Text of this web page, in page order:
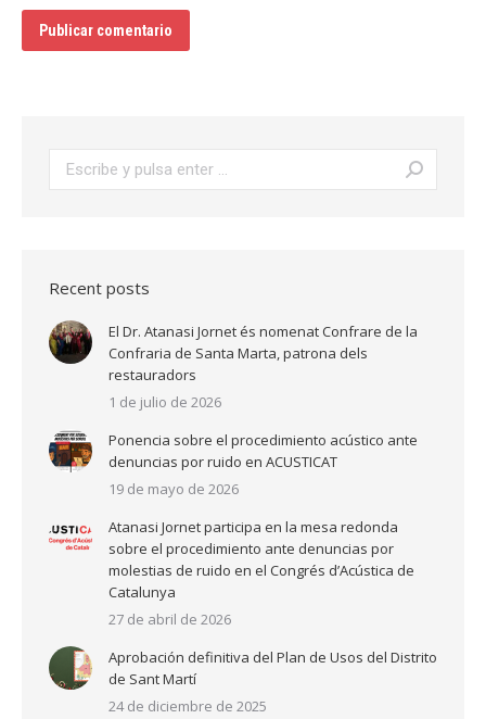
Publicar comentario
Buscar:
Recent posts
El Dr. Atanasi Jornet és nomenat Confrare de la
Confraria de Santa Marta, patrona dels
restauradors
1 de julio de 2026
Ponencia sobre el procedimiento acústico ante
denuncias por ruido en ACUSTICAT
19 de mayo de 2026
Atanasi Jornet participa en la mesa redonda
sobre el procedimiento ante denuncias por
molestias de ruido en el Congrés d’Acústica de
Catalunya
27 de abril de 2026
Aprobación definitiva del Plan de Usos del Distrito
de Sant Martí
24 de diciembre de 2025